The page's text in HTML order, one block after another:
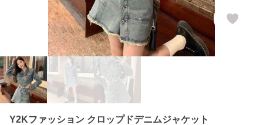
Y2Kファッション クロップドデニムジャケット